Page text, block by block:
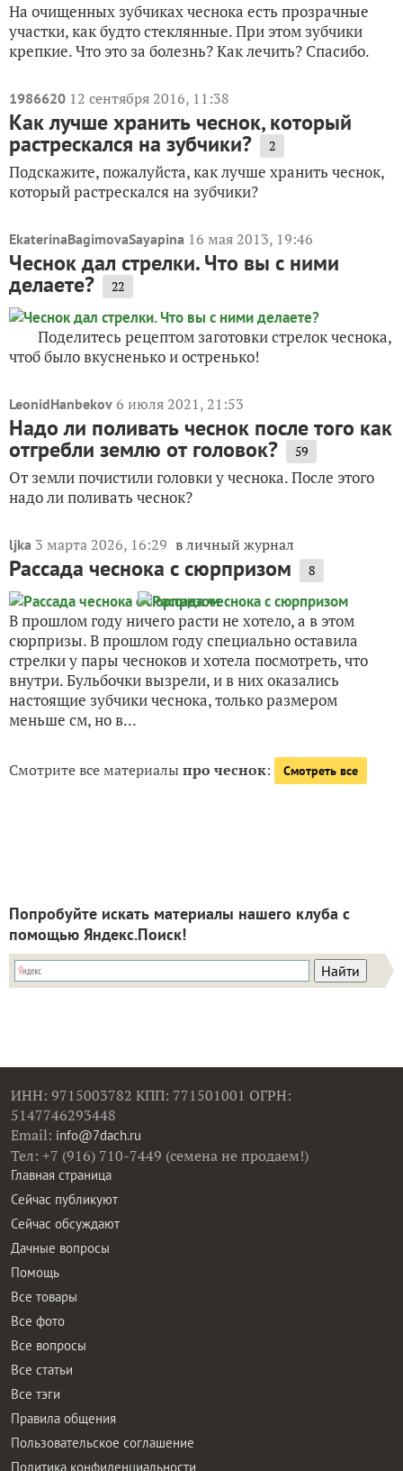
На очищенных зубчиках чеснока есть прозрачные
участки, как будто стеклянные. При этом зубчики
крепкие. Что это за болезнь? Как лечить? Спасибо.
1986620 12 сентября 2016, 11:38
Как лучше хранить чеснок, который
растрескался на зубчики? 2
Подскажите, пожалуйста, как лучше хранить чеснок,
который растрескался на зубчики?
EkaterinaBagimovaSayapina 16 мая 2013, 19:46
Чеснок дал стрелки. Что вы с ними
делаете? 22
Поделитесь рецептом заготовки стрелок чеснока,
чтоб было вкусненько и остренько!
LeonidHanbekov 6 июля 2021, 21:53
Надо ли поливать чеснок после того как
отгребли землю от головок? 59
От земли почистили головки у чеснока. После этого
надо ли поливать чеснок?
ljka 3 марта 2026, 16:29 в личный журнал
Рассада чеснока с сюрпризом 8
В прошлом году ничего расти не хотело, а в этом
сюрпризы. В прошлом году специально оставила
стрелки у пары чесноков и хотела посмотреть, что
внутри. Бульбочки вызрели, и в них оказались
настоящие зубчики чеснока, только размером
меньше см, но в...
Смотрите все материалыпро чеснок: Смотреть все
Попробуйте искать материалы нашего клуба с
помощью Яндекс.Поиск!
ИНН: 9715003782 КПП: 771501001 ОГРН:
5147746293448
Email: info@7dach.ru
Тел: +7 (916) 710-7449 (семена не продаем!)
Главная страница
Сейчас публикуют
Сейчас обсуждают
Дачные вопросы
Помощь
Все товары
Все фото
Все вопросы
Все статьи
Все тэги
Правила общения
Пользовательское соглашение
Политика конфиденциальности